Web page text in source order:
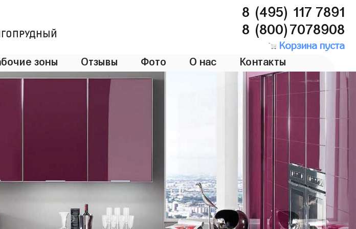
8 (495) 117 7891
8 (800)7078908
Корзина пуста
зоны Отзывы Фото О нас Контакты